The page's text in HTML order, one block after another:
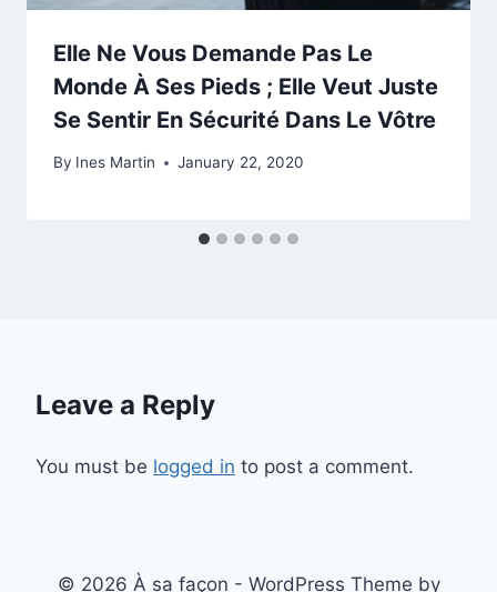
Elle Ne Vous Demande Pas Le
Monde À Ses Pieds ; Elle Veut Juste
Se Sentir En Sécurité Dans Le Vôtre
By Ines Martin January 22, 2020
Leave a Reply
You must be logged in to post a comment.
© 2026 À sa façon - WordPress Theme by